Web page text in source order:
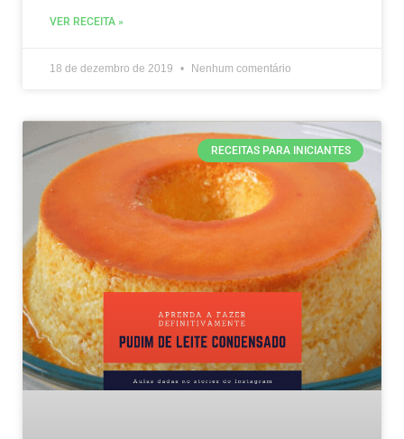
VER RECEITA »
18 de dezembro de 2019 Nenhum comentário
RECEITAS PARA INICIANTES